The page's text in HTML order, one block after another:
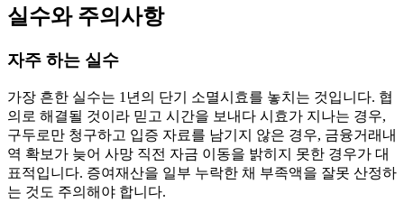
실수와 주의사항
자주 하는 실수
가장 흔한 실수는 1년의 단기 소멸시효를 놓치는 것입니다. 협
의로 해결될 것이라 믿고 시간을 보내다 시효가 지나는 경우,
구두로만 청구하고 입증 자료를 남기지 않은 경우, 금융거래내
역 확보가 늦어 사망 직전 자금 이동을 밝히지 못한 경우가 대
표적입니다. 증여재산을 일부 누락한 채 부족액을 잘못 산정하
는 것도 주의해야 합니다.